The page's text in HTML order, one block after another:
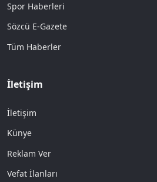
Spor Haberleri
Sözcü E-Gazete
Tüm Haberler
İletişim
İletişim
Künye
Reklam Ver
Vefat İlanları